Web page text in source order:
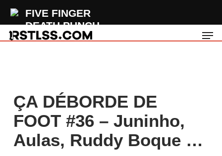
FIVE FINGER
DEATH PUNCH
Welcome To The
main
ÇA DÉBORDE DE
FOOT #36 – Juninho,
Aulas, Ruddy Boque …